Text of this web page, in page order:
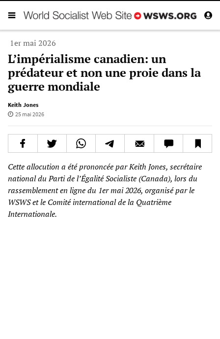
1er mai 2026
L’impérialisme canadien: un
prédateur et non une proie dans la
guerre mondiale
Keith Jones
25 mai 2026
Cette allocution a été prononcée par Keith Jones, secrétaire
national du Parti de l’Égalité Socialiste (Canada), lors du
rassemblement en ligne du 1er mai 2026, organisé par le
WSWS et le Comité international de la Quatrième
Internationale.